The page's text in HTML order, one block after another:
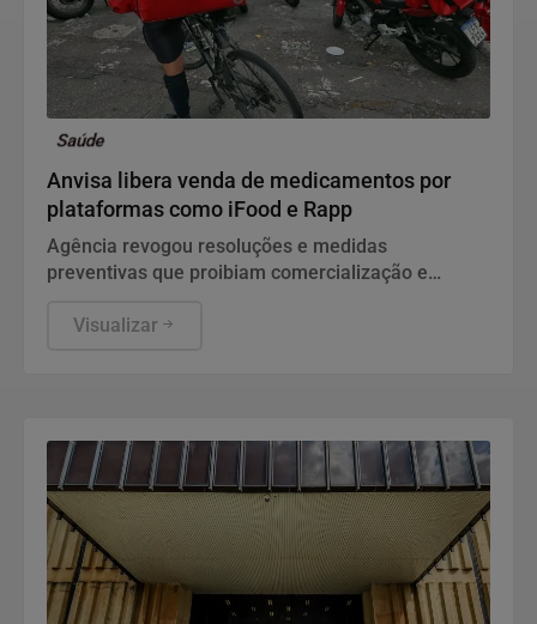
Saúde
Anvisa libera venda de medicamentos por
plataformas como iFood e Rapp
Agência revogou resoluções e medidas
preventivas que proibiam comercialização e
Visualizar